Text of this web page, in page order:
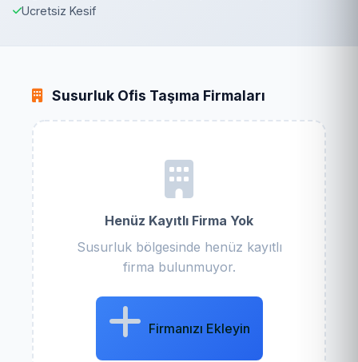
Ucretsiz Kesif
Susurluk Ofis Taşıma Firmaları
Henüz Kayıtlı Firma Yok
Susurluk bölgesinde henüz kayıtlı
firma bulunmuyor.
Firmanızı Ekleyin